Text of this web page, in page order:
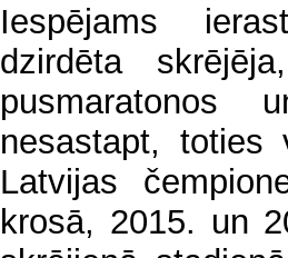
Iespējams
dzirdēta
nesastapt,
Latvijas
krosā, 2015. un